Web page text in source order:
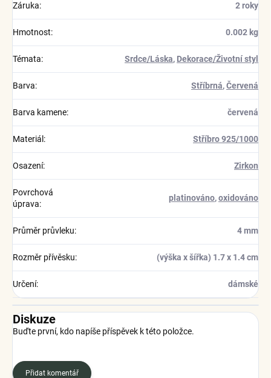
Záruka: 2 roky
Hmotnost: 0.002 kg
Témata: Srdce/Láska, Dekorace/Životní styl
Barva: Stříbrná,Červená
Barva kamene: červená
Materiál : Stříbro 925/1000
Osazení: Zirkon
Povrchová
úprava:
platinováno,oxidováno
Průměr průvleku: 4 mm
Rozměr přívěsku: (výška x šířka) 1.7 x 1.4 cm
Určení: dámské
Diskuze
Buďte první, kdo napíše příspěvek k této položce.
Přidat komentář